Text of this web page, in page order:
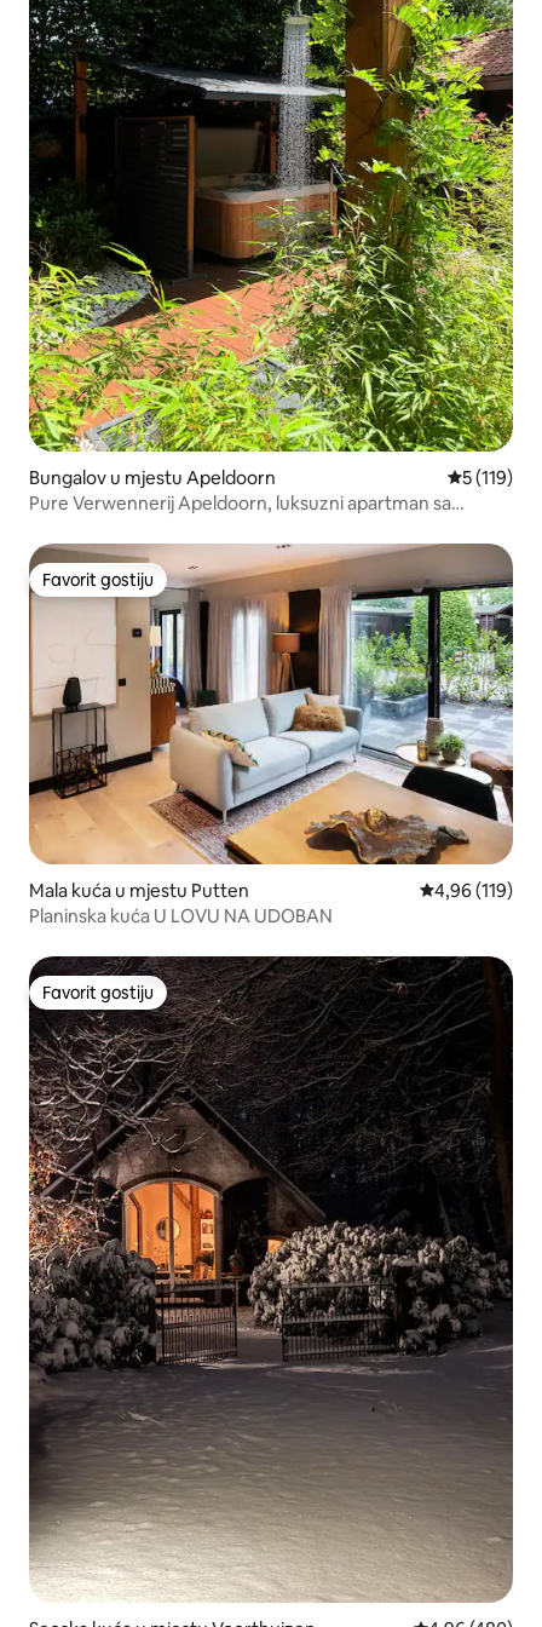
Bungalov u mjestu Apeldoorn prosječna
5 (119)
Pure Verwennerij Apeldoorn, luksuzni apartman sa
Favorit gostiju
Favorit gostiju
Mala kuća u mjestu Putten prosječna
4,96 (119)
Planinska kuća U LOVU NA UDOBAN
Favorit gostiju
Favorit gostiju